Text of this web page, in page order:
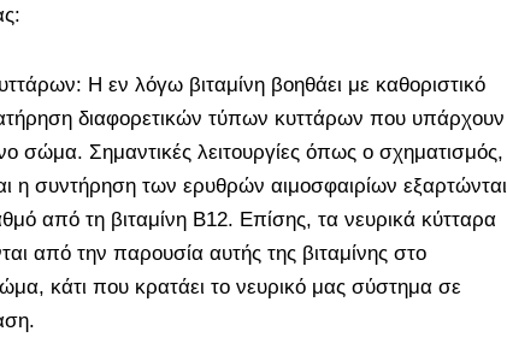
Η εν λόγω βιταμίνη βοηθάει με καθοριστικό
διαφορετικών τύπων κυττάρων που υπάρχουν
σώμα. Σημαντικές λειτουργίες όπως ο σχηματισμός,
η συντήρηση των ερυθρών αιμοσφαιρίων εξαρτώνται
από τη βιταμίνη Β12. Επίσης, τα νευρικά κύτταρα
από την παρουσία αυτής της βιταμίνης στο
κάτι που κρατάει το νευρικό μας σύστημα σε